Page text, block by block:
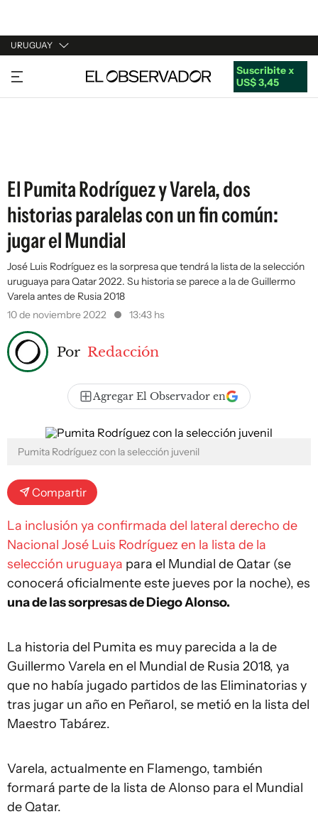
URUGUAY
URUGUAY
ARGENTINA
Suscribite x
US$ 3,45
El Pumita Rodríguez y Varela, dos
historias paralelas con un fin común:
jugar el Mundial
José Luis Rodríguez es la sorpresa que tendrá la lista de la selección
uruguaya para Qatar 2022. Su historia se parece a la de Guillermo
Varela antes de Rusia 2018
10 de noviembre 2022
13:43 hs
Por Redacción
Agregar El Observador en
Pumita Rodríguez con la selección juvenil
Compartir
La inclusión ya confirmada del lateral derecho de
Nacional José Luis Rodríguez en la lista de la
selección uruguaya para el Mundial de Qatar (se
conocerá oficialmente este jueves por la noche), es
una de las sorpresas de Diego Alonso.
La historia del Pumita es muy parecida a la de
Guillermo Varela en el Mundial de Rusia 2018, ya
que no había jugado partidos de las Eliminatorias y
tras jugar un año en Peñarol, se metió en la lista del
Maestro Tabárez.
Varela, actualmente en Flamengo, también
formará parte de la lista de Alonso para el Mundial
de Qatar.